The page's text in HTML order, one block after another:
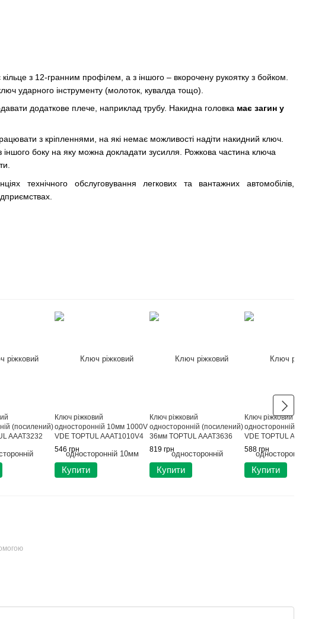
з 12-гранним профілем, а з іншого – вкорочену рукоятку з бойком.
ударного інструменту (молоток, кувалда тощо).
додаткове плече, наприклад трубу. Накидна головка має загин у
з кріпленнями, на які немає можливості надіти накидний ключ.
іншого боку на яку можна докладати зусилля. Рожкова частина ключа
технічного обслуговування легкових та вантажних автомобілів,
(посилений)
AAAT3232
Ключ ріжковий
односторонній 10мм 1000V
VDE TOPTUL AAAT1010V4
546 грн
Купити
Ключ ріжковий
односторонній (посилений)
36мм TOPTUL AAAT3636
819 грн
Купити
Ключ ріжковий
односторонній
VDE TOPTUL
588 грн
Купити